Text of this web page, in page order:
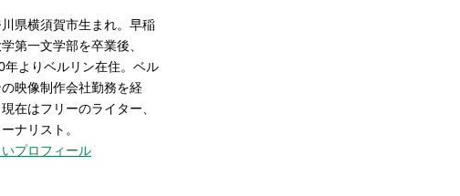
県横須賀市生まれ。早稲
第一文学部を卒業後、
年よりベルリン在住。ベル
の映像制作会社勤務を経
在はフリーのライター、
ナリスト。
プロフィール